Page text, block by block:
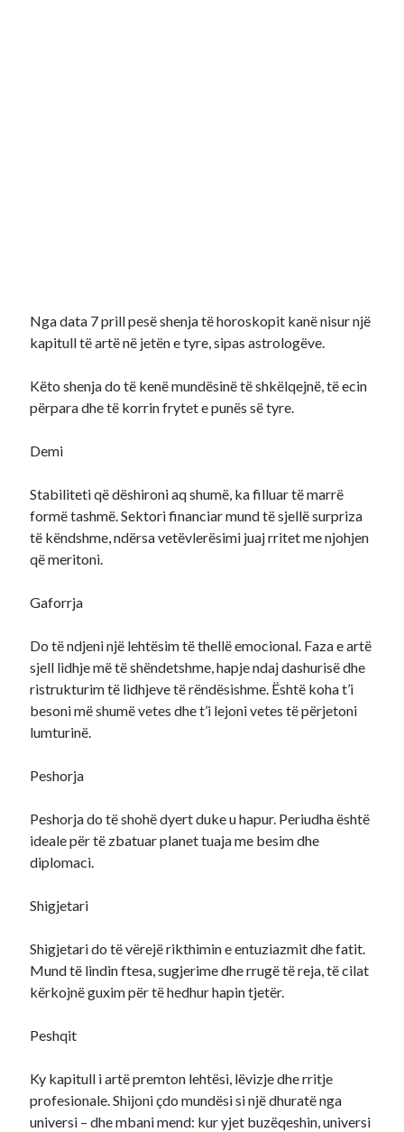
Nga data 7 prill pesë shenja të horoskopit kanë nisur një
kapitull të artë në jetën e tyre, sipas astrologëve.
Këto shenja do të kenë mundësinë të shkëlqejnë, të ecin
përpara dhe të korrin frytet e punës së tyre.
Demi
Stabiliteti që dëshironi aq shumë, ka filluar të marrë
formë tashmë. Sektori financiar mund të sjellë surpriza
të këndshme, ndërsa vetëvlerësimi juaj rritet me njohjen
që meritoni.
Gaforrja
Do të ndjeni një lehtësim të thellë emocional. Faza e artë
sjell lidhje më të shëndetshme, hapje ndaj dashurisë dhe
ristrukturim të lidhjeve të rëndësishme. Është koha t’i
besoni më shumë vetes dhe t’i lejoni vetes të përjetoni
lumturinë.
Peshorja
Peshorja do të shohë dyert duke u hapur. Periudha është
ideale për të zbatuar planet tuaja me besim dhe
diplomaci.
Shigjetari
Shigjetari do të vërejë rikthimin e entuziazmit dhe fatit.
Mund të lindin ftesa, sugjerime dhe rrugë të reja, të cilat
kërkojnë guxim për të hedhur hapin tjetër.
Peshqit
Ky kapitull i artë premton lehtësi, lëvizje dhe rritje
profesionale. Shijoni çdo mundësi si një dhuratë nga
universi – dhe mbani mend: kur yjet buzëqeshin, universi